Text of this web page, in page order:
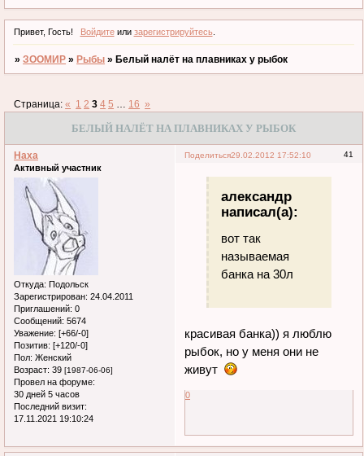
Привет, Гость! Войдитеили зарегистрируйтесь.
»ЗООМИР » Рыбы » Белый налёт на плавниках у рыбок
БЕЛЫЙ НАЛЁТ НА ПЛАВНИКАХ У РЫБОК
Страница:« 1 2 3 4 5 … 16 »
Поделиться 41
29.02.2012 17:52:10
Наха
Активный участник
Откуда: Подольск
Зарегистрирован: 24.04.2011
Приглашений: 0
Сообщений: 5674
Уважение: [+66/-0]
Позитив: [+120/-0]
Пол: Женский
Возраст: 39 [1987-06-06]
Провел на форуме:
30 дней 5 часов
Последний визит:
17.11.2021 19:10:24
александр
написал(а):
вот так
называемая
банка на 30л
красивая банка)) я люблю
рыбок, но у меня они не
живут
0